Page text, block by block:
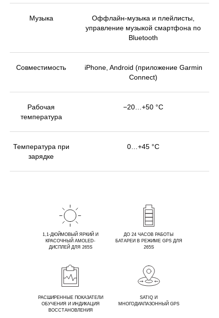
Яркость дисплея не отражает фактический
пользовательский опыт.
Музыка
Оффлайн-музыка и плейлисты,
управление музыкой смартфона по
Bluetooth
Совместимость
iPhone, Android (приложение Garmin
Connect)
Рабочая
температура
−20…+50 °C
Температура при
зарядке
0…+45 °C
1,1-ДЮЙМОВЫЙ ЯРКИЙ И
КРАСОЧНЫЙ AMOLED-
ДИСПЛЕЙ ДЛЯ 265S
ДО 24 ЧАСОВ РАБОТЫ
БАТАРЕИ В РЕЖИМЕ GPS ДЛЯ
265S
РАСШИРЕННЫЕ ПОКАЗАТЕЛИ
ОБУЧЕНИЯ И ИНДИКАЦИЯ
ВОССТАНОВЛЕНИЯ
SATIQ И
МНОГОДИАПАЗОННЫЙ GPS